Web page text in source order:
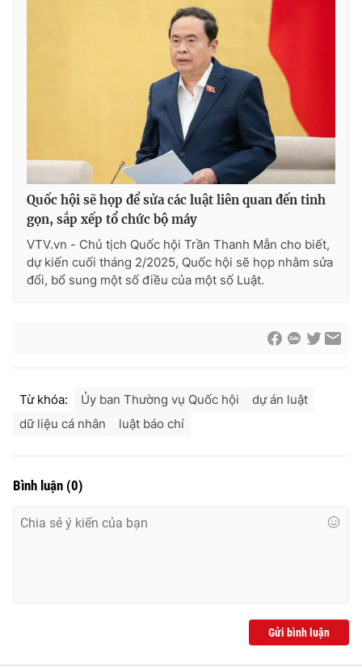
Quốc hội sẽ họp để sửa các luật liên quan đến tinh
gọn, sắp xếp tổ chức bộ máy
VTV.vn - Chủ tịch Quốc hội Trần Thanh Mẫn cho biết,
dự kiến cuối tháng 2/2025, Quốc hội sẽ họp nhằm sửa
đổi, bổ sung một số điều của một số Luật.
Từ khóa: Ủy ban Thường vụ Quốc hội
dự án luật
dữ liệu cá nhân
luật báo chí
Bình luận (0)
Gửi bình luận